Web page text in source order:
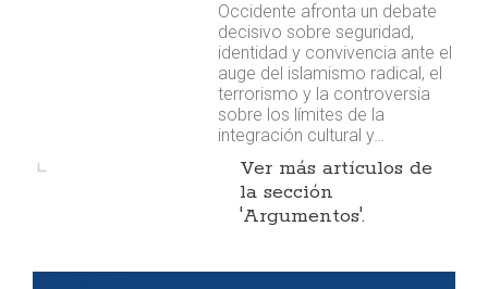
Occidente afronta un debate
decisivo sobre seguridad,
identidad y convivencia ante el
auge del islamismo radical, el
terrorismo y la controversia
sobre los límites de la
integración cultural y…
Ver más artículos de
la sección
'Argumentos'.